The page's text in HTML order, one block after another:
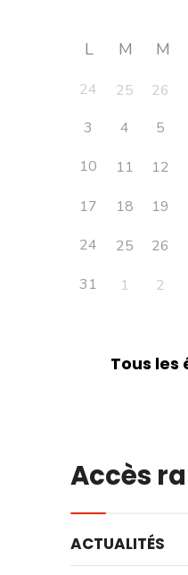
L M M
24 25 26
3
4 5
10
11 12
17
18 19
24
25 26
31
1 2
Tous les
Accès
ACTUALITÉS